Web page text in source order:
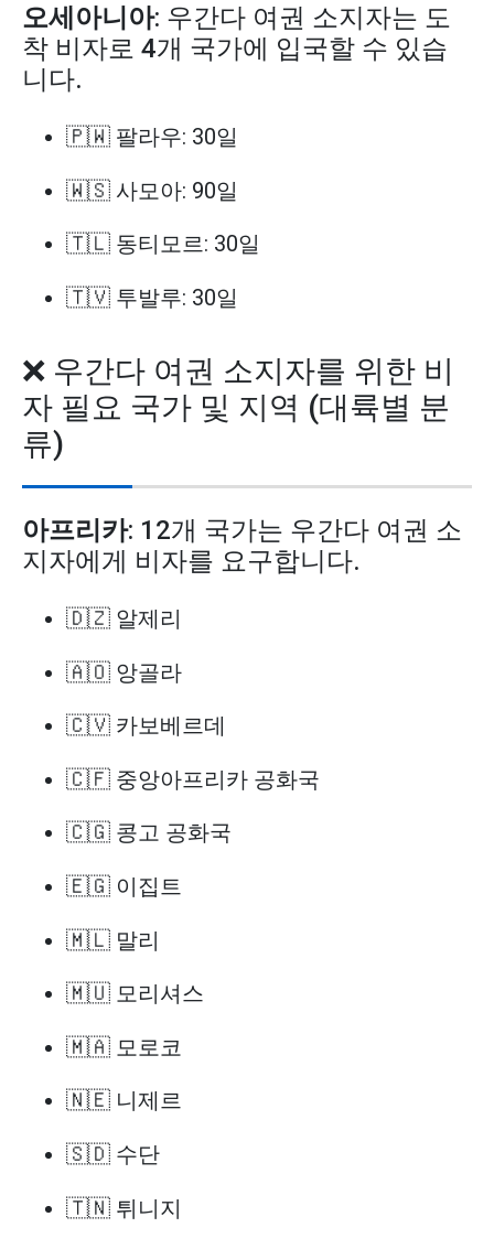
오세아니아: 우간다 여권 소지자는 도
착 비자로 4개 국가에 입국할 수 있습
니다.
🇵🇼 팔라우: 30일
🇼🇸 사모아: 90일
🇹🇱 동티모르: 30일
🇹🇻 투발루: 30일
❌ 우간다 여권 소지자를 위한 비
자 필요 국가 및 지역 (대륙별 분
류)
아프리카: 12개 국가는 우간다 여권 소
지자에게 비자를 요구합니다.
🇩🇿 알제리
🇦🇴 앙골라
🇨🇻 카보베르데
🇨🇫 중앙아프리카 공화국
🇨🇬 콩고 공화국
🇪🇬 이집트
🇲🇱 말리
🇲🇺 모리셔스
🇲🇦 모로코
🇳🇪 니제르
🇸🇩 수단
🇹🇳 튀니지